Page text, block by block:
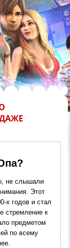
не слышали
Этот
х годов и стал
стремление к
предметом
по всему